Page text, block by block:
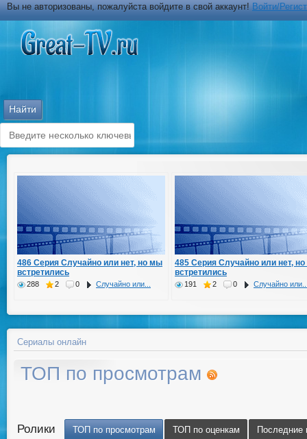
Вы не авторизованы, пожалуйста войдите в свой аккаунт!Войти/
486 Серия Случайно или нет, но мы
встретились
288 2 0 Случайно или...
485 Серия Случайно или нет,
встретились
191 2 0 Случайно
Сериалы онлайн
ТОП по просмотрам
Ролики ТОП по просмотрам ТОП по оценкам Последние